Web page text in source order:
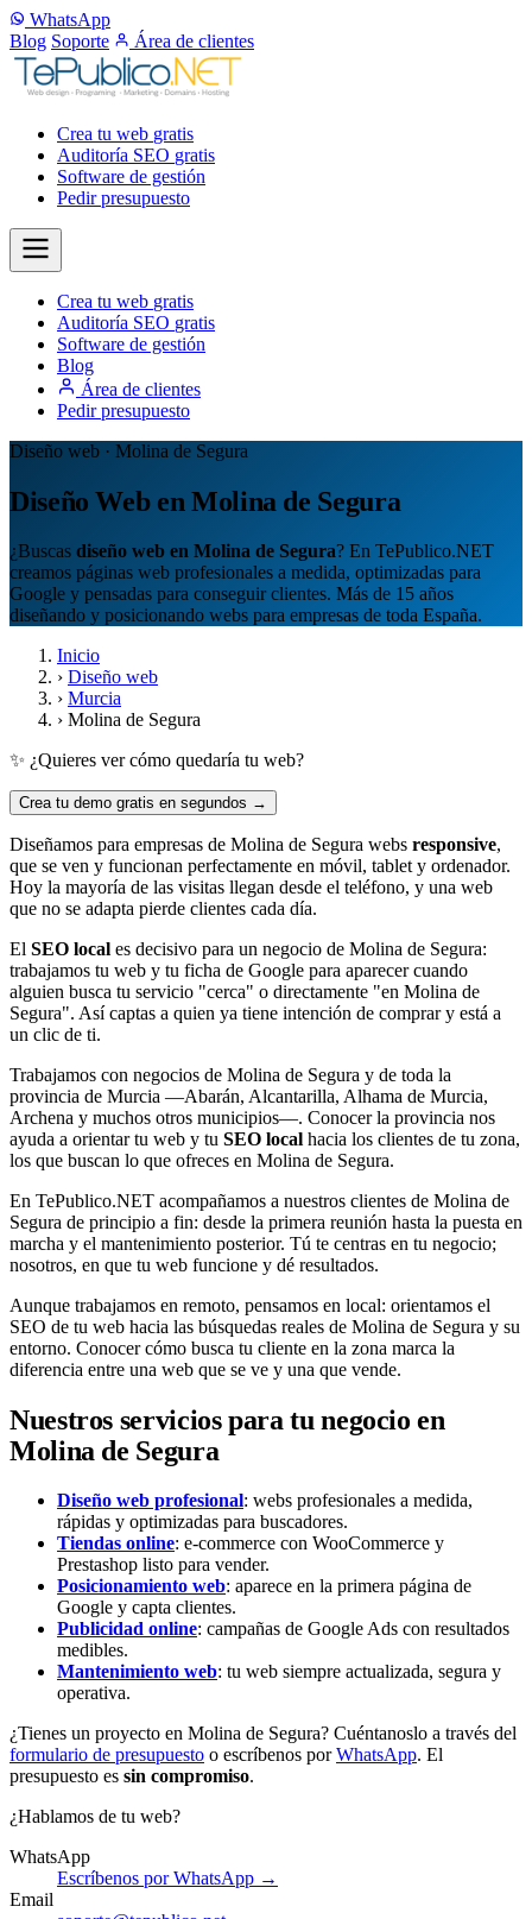
WhatsApp
Blog Soporte Área de clientes
Crea tu web gratis
Auditoría SEO gratis
Software de gestión
Pedir presupuesto
Crea tu web gratis
Auditoría SEO gratis
Software de gestión
Blog
Área de clientes
Pedir presupuesto
Diseño web · Molina de Segura
Diseño Web en Molina de Segura
¿Buscas diseño web en Molina de Segura? En TePublico.NET
creamos páginas web profesionales a medida, optimizadas para
Google y pensadas para conseguir clientes. Más de 15 años
diseñando y posicionando webs para empresas de toda España.
Inicio
› Diseño web
› Murcia
› Molina de Segura
✨ ¿Quieres ver cómo quedaría tu web?
Crea tu demo gratis en segundos →
Diseñamos para empresas de Molina de Segura webs responsive,
que se ven y funcionan perfectamente en móvil, tablet y ordenador.
Hoy la mayoría de las visitas llegan desde el teléfono, y una web
que no se adapta pierde clientes cada día.
El SEO local es decisivo para un negocio de Molina de Segura:
trabajamos tu web y tu ficha de Google para aparecer cuando
alguien busca tu servicio "cerca" o directamente "en Molina de
Segura". Así captas a quien ya tiene intención de comprar y está a
un clic de ti.
Trabajamos con negocios de Molina de Segura y de toda la
provincia de Murcia —Abarán, Alcantarilla, Alhama de Murcia,
Archena y muchos otros municipios—. Conocer la provincia nos
ayuda a orientar tu web y tu SEO local hacia los clientes de tu zona,
los que buscan lo que ofreces en Molina de Segura.
En TePublico.NET acompañamos a nuestros clientes de Molina de
Segura de principio a fin: desde la primera reunión hasta la puesta en
marcha y el mantenimiento posterior. Tú te centras en tu negocio;
nosotros, en que tu web funcione y dé resultados.
Aunque trabajamos en remoto, pensamos en local: orientamos el
SEO de tu web hacia las búsquedas reales de Molina de Segura y su
entorno. Conocer cómo busca tu cliente en la zona marca la
diferencia entre una web que se ve y una que vende.
Nuestros servicios para tu negocio en
Molina de Segura
Diseño web profesional: webs profesionales a medida,
rápidas y optimizadas para buscadores.
Tiendas online: e-commerce con WooCommerce y
Prestashop listo para vender.
Posicionamiento web: aparece en la primera página de
Google y capta clientes.
Publicidad online: campañas de Google Ads con resultados
medibles.
Mantenimiento web: tu web siempre actualizada, segura y
operativa.
¿Tienes un proyecto en Molina de Segura? Cuéntanoslo a través del
formulario de presupuesto o escríbenos porWhatsApp. El
presupuesto es sin compromiso.
¿Hablamos de tu web?
WhatsApp
Escríbenos por WhatsApp →
Email